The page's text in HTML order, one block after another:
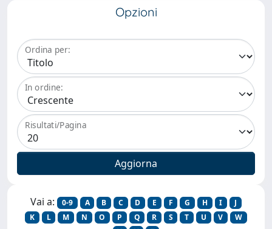
Opzioni
Ordina per:
In ordine:
Risultati/Pagina
Vai a: 0-9 A B C D E F G H I
J
K
L M N O P Q R S T U V
W